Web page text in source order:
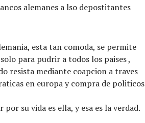
alemanes a lso depostitantes
esta tan comoda, se permite
para pudrir a todos los paises ,
resista mediante coapcion a traves
en europa y compra de politicos
su vida es ella, y esa es la verdad.